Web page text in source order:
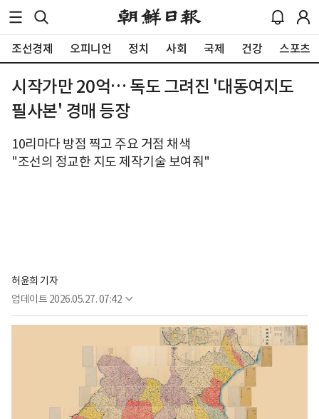
조선경제 오피니언 정치 사회 국제 건강 스포츠
시작가만 20억… 독도 그려진 '대동여지도
필사본' 경매 등장
10리마다 방점 찍고 주요 거점 채색
"조선의 정교한 지도 제작기술 보여줘"
허윤희 기자
업데이트 2026.05.27. 07:42